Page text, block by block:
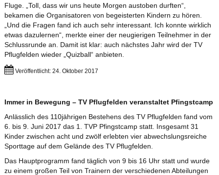
Fluge. „Toll, dass wir uns heute Morgen austoben durften“,
bekamen die Organisatoren von begeisterten Kindern zu hören.
„Und die Fragen fand ich auch sehr interessant. Ich konnte wirklich
etwas dazulernen“, merkte einer der neugierigen Teilnehmer in der
Schlussrunde an. Damit ist klar: auch nächstes Jahr wird der TV
Pflugfelden wieder „Quizball“ anbieten.
Veröffentlicht: 24. Oktober 2017
Immer in Bewegung – TV Pflugfelden veranstaltet Pfingstcamp
Anlässlich des 110jährigen Bestehens des TV Pflugfelden fand vom
6. bis 9. Juni 2017 das 1. TVP Pfingstcamp statt. Insgesamt 31
Kinder zwischen acht und zwölf erlebten vier abwechslungsreiche
Sporttage auf dem Gelände des TV Pflugfelden.
Das Hauptprogramm fand täglich von 9 bis 16 Uhr statt und wurde
zu einem großen Teil von Trainern der verschiedenen Abteilungen